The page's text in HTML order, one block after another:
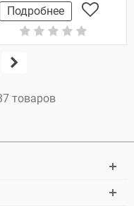
Подробнее
товаров